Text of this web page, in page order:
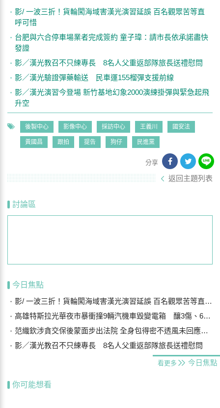
影/ 一波三折！貨輪闖海域害漢光演習延誤 百名觀眾苦等直
呼可惜
台肥與六合停車場業者完成簽約 童子瑋：請市長依承諾盡快
發證
影／漢光教召不只練專長 8名人父重返部隊旅長送禮慰問
影／漢光驗證彈藥輸送 民車運155榴彈支援前線
影／漢光演習今登場 新竹基地幻象2000演練掛彈與緊急起飛
升空
後製中心 影像中心 採訪中心 王義川 國安法
黃國昌 跟拍 提告 狗仔 民進黨
分享
返回主題列表
討論區
今日焦點
影/ 一波三折！貨輪闖海域害漢光演習延誤 百名觀眾苦等直呼可惜
高雄特斯拉光華夜市暴衝撞9輛汽機車毀變電箱 釀3傷、600戶停電
范織欽涉貪交保後蒙面步出法院 全身包得密不透風未回應案情
影／漢光教召不只練專長 8名人父重返部隊旅長送禮慰問
看更多 今日焦點
你可能想看